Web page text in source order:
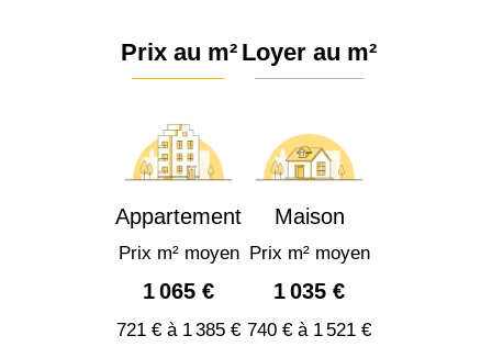
Prix au m²
Appartement
Prix m² moyen
1 065 €
721 € à 1 385 €
Loyer au m²
Maison
Prix m² moyen
1 035 €
740 € à 1 521 €